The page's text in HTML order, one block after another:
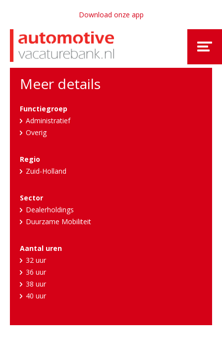
Download onze app
Meer details
Functiegroep
Administratief
Overig
Regio
Zuid-Holland
Sector
Dealerholdings
Duurzame Mobiliteit
Aantal uren
32 uur
36 uur
38 uur
40 uur